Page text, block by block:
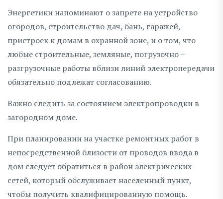
Энергетики напоминают о запрете на устройство
огородов, строительство дач, бань, гаражей,
пристроек к домам в охранной зоне, и о том, что
любые строительные, земляные, погрузочно –
разгрузочные работы вблизи линий электропередачи
обязательно подлежат согласованию.
Важно следить за состоянием электропроводки в
загородном доме.
При планировании на участке ремонтных работ в
непосредственной близости от проводов ввода в
дом следует обратиться в район электрических
сетей, который обслуживает населенный пункт,
чтобы получить квалифицированную помощь.